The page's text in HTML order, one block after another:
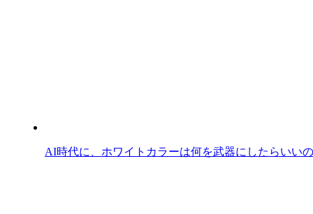
AI時代に、ホワイトカラーは何を武器にしたらいい